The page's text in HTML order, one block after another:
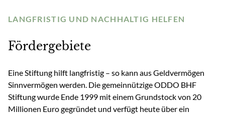
LANGFRISTIG UND NACHHALTIG HELFEN
Fördergebiete
Eine Stiftung hilft langfristig – so kann aus Geldvermögen
Sinnvermögen werden. Die gemeinnützige ODDO BHF
Stiftung wurde Ende 1999 mit einem Grundstock von 20
Millionen Euro gegründet und verfügt heute über ein